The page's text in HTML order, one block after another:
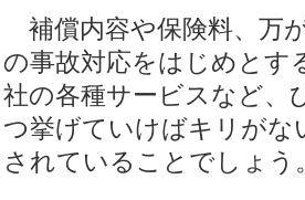
補償内容や保険料、万
の事故対応をはじめとす
社の各種サービスなど、
つ挙げていけばキリがな
されていることでしょう。